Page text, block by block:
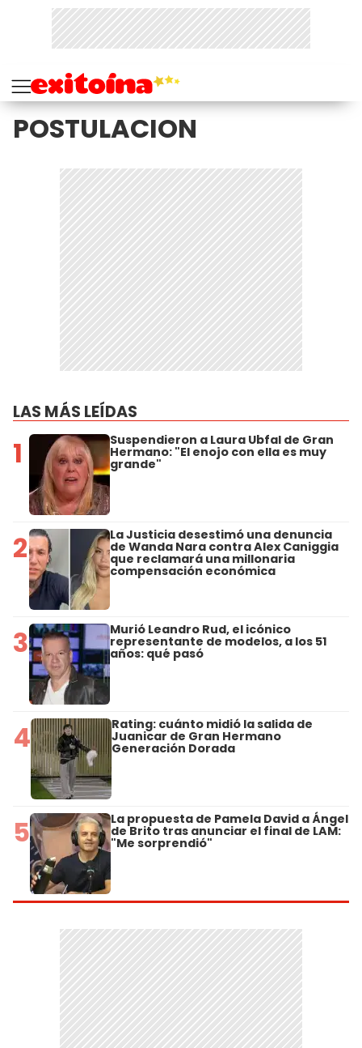
POSTULACION
LAS MÁS LEÍDAS
1 Suspendieron a Laura Ubfal de Gran
Hermano: "El enojo con ella es muy
grande"
2 La Justicia desestimó una denuncia
de Wanda Nara contra Alex Caniggia
que reclamará una millonaria
compensación económica
3 Murió Leandro Rud, el icónico
representante de modelos, a los 51
años: qué pasó
4 Rating: cuánto midió la salida de
Juanicar de Gran Hermano
Generación Dorada
5 La propuesta de Pamela David a Ángel
de Brito tras anunciar el final de LAM:
"Me sorprendió"